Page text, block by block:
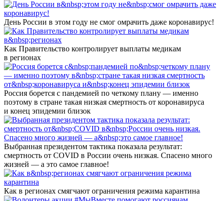
День России в этом году не смог омрачить даже коронавирус!
Как Правительство контролирует выплаты медикам
в регионах
Россия борется с пандемией по четкому плану — именно
поэтому в стране такая низкая смертность от коронавируса
и конец эпидемии близок
Выбранная президентом тактика показала результат:
смертность от COVID в России очень низкая. Спасено много
жизней — а это самое главное!
Как в регионах смягчают ограничения режима карантина